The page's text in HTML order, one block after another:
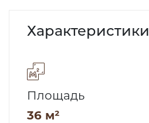
Характеристики
Площадь
36 м²